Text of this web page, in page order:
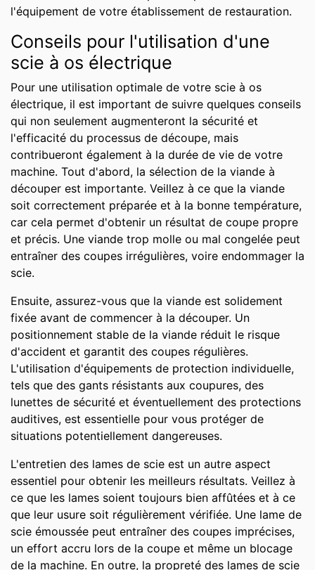
l'équipement de votre établissement de restauration.
Conseils pour l'utilisation d'une
scie à os électrique
Pour une utilisation optimale de votre scie à os
électrique, il est important de suivre quelques conseils
qui non seulement augmenteront la sécurité et
l'efficacité du processus de découpe, mais
contribueront également à la durée de vie de votre
machine. Tout d'abord, la sélection de la viande à
découper est importante. Veillez à ce que la viande
soit correctement préparée et à la bonne température,
car cela permet d'obtenir un résultat de coupe propre
et précis. Une viande trop molle ou mal congelée peut
entraîner des coupes irrégulières, voire endommager la
scie.
Ensuite, assurez-vous que la viande est solidement
fixée avant de commencer à la découper. Un
positionnement stable de la viande réduit le risque
d'accident et garantit des coupes régulières.
L'utilisation d'équipements de protection individuelle,
tels que des gants résistants aux coupures, des
lunettes de sécurité et éventuellement des protections
auditives, est essentielle pour vous protéger de
situations potentiellement dangereuses.
L'entretien des lames de scie est un autre aspect
essentiel pour obtenir les meilleurs résultats. Veillez à
ce que les lames soient toujours bien affûtées et à ce
que leur usure soit régulièrement vérifiée. Une lame de
scie émoussée peut entraîner des coupes imprécises,
un effort accru lors de la coupe et même un blocage
de la machine. En outre, la propreté des lames de scie